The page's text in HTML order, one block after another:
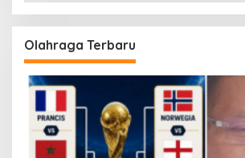
Olahraga Terbaru